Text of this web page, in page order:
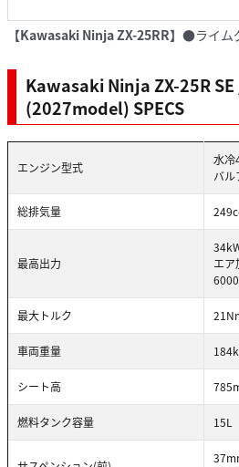
【Kawasaki Ninja ZX-25RR】 ●ライム
Kawasaki Ninja ZX-25R
(2027model) SPECS
エンジン型式
水冷
バル
総排気量
最高出力
エ
最大トルク
車両重量
シート高
燃料タンク容量 15L